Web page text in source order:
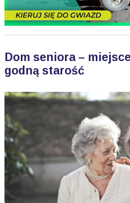
Dom seniora –
godną starość